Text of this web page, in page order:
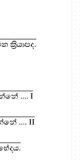
ක්‍රියාපද.
.... I
.... II